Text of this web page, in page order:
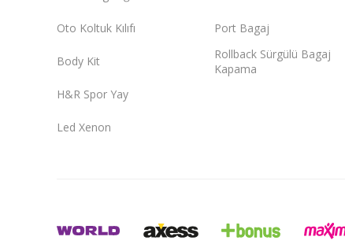
Oto Koltuk Kılıfı
Body Kit
H&R Spor Yay
Led Xenon
Port Bagaj
Rollback Sürgülü Bagaj
Kapama